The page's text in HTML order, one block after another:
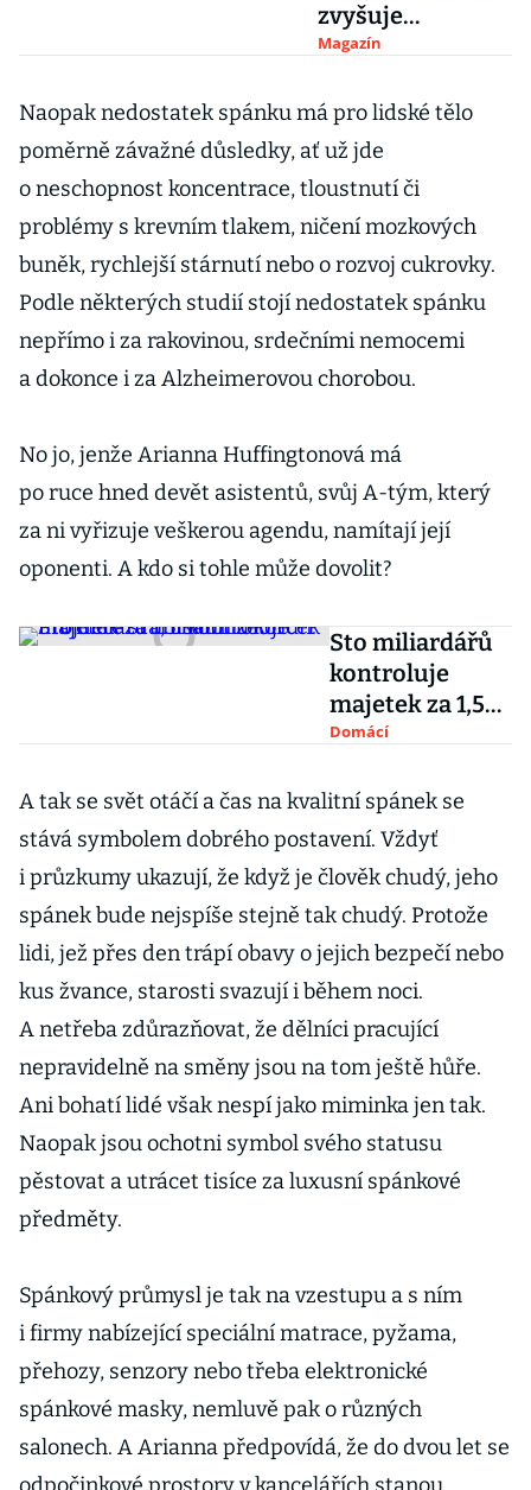
zvyšuje
produktivitu
zdraví
Magazín
Naopak nedostatek spánku má pro lidské tělo
poměrně závažné důsledky, ať už jde
o neschopnost koncentrace, tloustnutí či
problémy s krevním tlakem, ničení mozkových
buněk, rychlejší stárnutí nebo o rozvoj cukrovky.
Podle některých studií stojí nedostatek spánku
nepřímo i za rakovinou, srdečními nemocemi
a dokonce i za Alzheimerovou chorobou.
No jo, jenže Arianna Huffingtonová má
po ruce hned devět asistentů, svůj A-tým, který
za ni vyřizuje veškerou agendu, namítají její
oponenti. A kdo si tohle může dovolit?
Sto miliardářů
kontroluje
majetek za 1,5
bilionu korun.
unikátní
žebříček
Domácí
A tak se svět otáčí a čas na kvalitní spánek se
stává symbolem dobrého postavení. Vždyť
i průzkumy ukazují, že když je člověk chudý, jeho
spánek bude nejspíše stejně tak chudý. Protože
lidi, jež přes den trápí obavy o jejich bezpečí nebo
kus žvance, starosti svazují i během noci.
A netřeba zdůrazňovat, že dělníci pracující
nepravidelně na směny jsou na tom ještě hůře.
Ani bohatí lidé však nespí jako miminka jen tak.
Naopak jsou ochotni symbol svého statusu
pěstovat a utrácet tisíce za luxusní spánkové
předměty.
Spánkový průmysl je tak na vzestupu a s ním
i firmy nabízející speciální matrace, pyžama,
přehozy, senzory nebo třeba elektronické
spánkové masky, nemluvě pak o různých
salonech. A Arianna předpovídá, že do dvou let se